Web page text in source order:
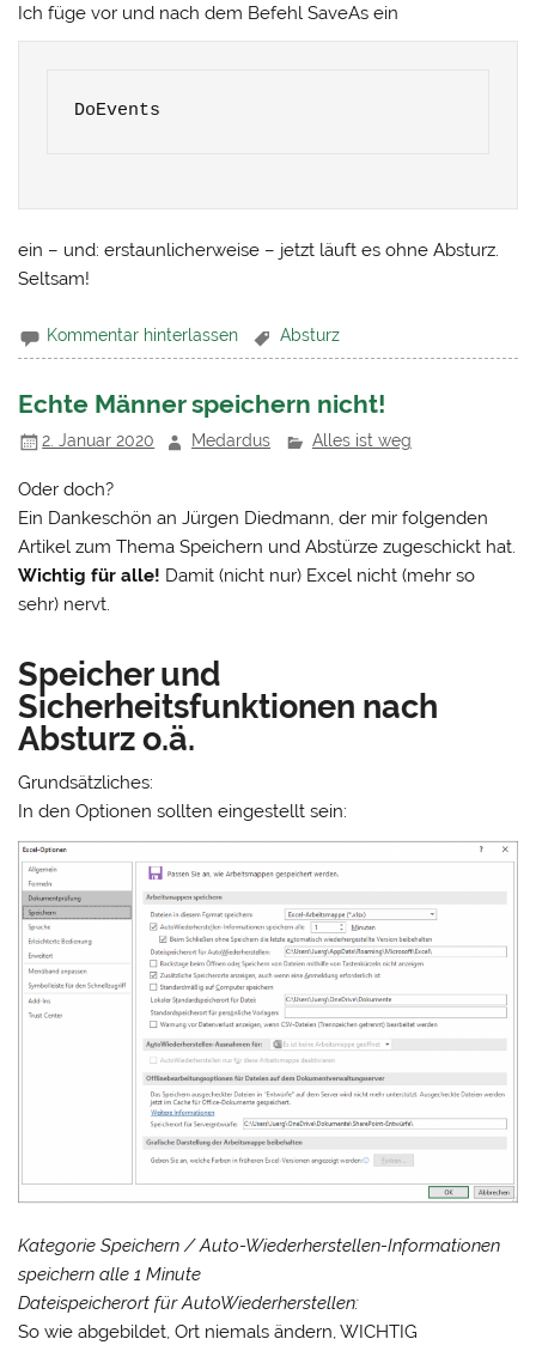
Ich füge vor und nach dem Befehl SaveAs ein
DoEvents
ein – und: erstaunlicherweise – jetzt läuft es ohne Absturz.
Seltsam!
Kommentar hinterlassen Absturz
Echte Männer speichern nicht!
2. Januar 2020 Medardus Alles ist weg
Oder doch?
Ein Dankeschön an Jürgen Diedmann, der mir folgenden
Artikel zum Thema Speichern und Abstürze zugeschickt hat.
Wichtig für alle! Damit (nicht nur) Excel nicht (mehr so
sehr) nervt.
Speicher und
Sicherheitsfunktionen nach
Absturz o.ä.
Grundsätzliches:
In den Optionen sollten eingestellt sein:
Kategorie Speichern / Auto-Wiederherstellen-Informationen
speichern alle 1 Minute
Dateispeicherort für AutoWiederherstellen:
So wie abgebildet, Ort niemals ändern, WICHTIG